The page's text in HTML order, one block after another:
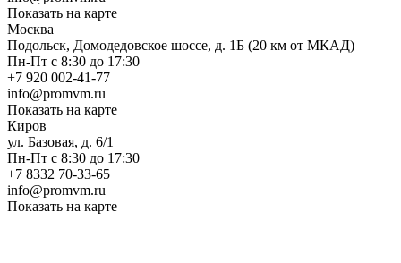
Показать на карте
Москва
Подольск, Домодедовское шоссе, д. 1Б (20 км от МКАД)
Пн-Пт с 8:30 до 17:30
+7 920 002-41-77
info@promvm.ru
Показать на карте
Киров
ул. Базовая, д. 6/1
Пн-Пт с 8:30 до 17:30
+7 8332 70-33-65
info@promvm.ru
Показать на карте